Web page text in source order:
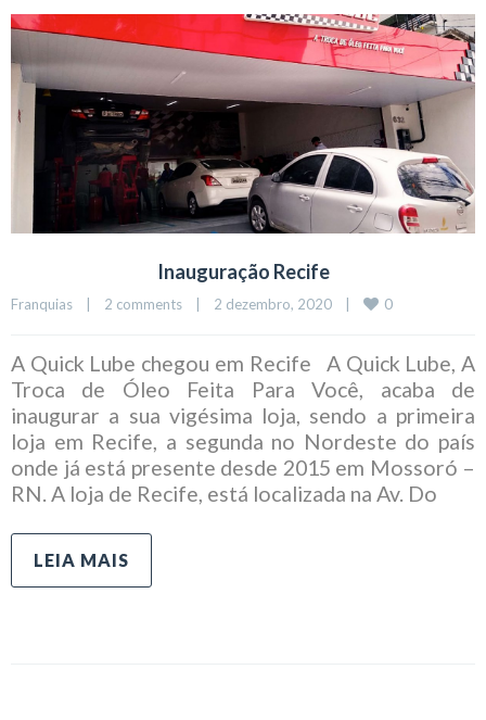
Inauguração Recife
Franquias | 2 comments | 2 dezembro, 2020 | 0
A Quick Lube chegou em Recife A Quick Lube, A
Troca de Óleo Feita Para Você, acaba de
inaugurar a sua vigésima loja, sendo a primeira
loja em Recife, a segunda no Nordeste do país
onde já está presente desde 2015 em Mossoró –
RN. A loja de Recife, está localizada na Av. Do
LEIA MAIS